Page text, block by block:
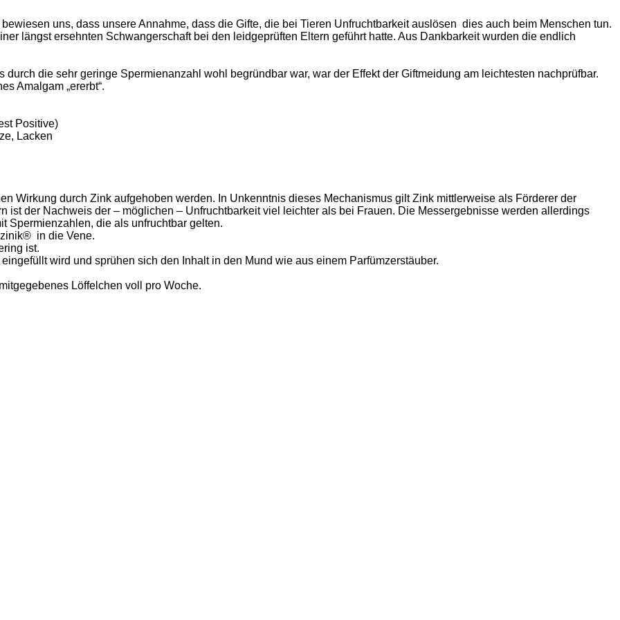
uns, dass unsere Annahme, dass die Gifte, die bei Tieren Unfruchtbarkeit auslösen dies auch beim Menschen tun.
längst ersehnten Schwangerschaft bei den leidgeprüften Eltern geführt hatte. Aus Dankbarkeit wurden die endlich
die sehr geringe Spermienanzahl wohl begründbar war, war der Effekt der Giftmeidung am leichtesten nachprüfbar.
Amalgam „ererbt“.
Positive)
Lacken
Wirkung durch Zink aufgehoben werden. In Unkenntnis dieses Mechanismus gilt Zink mittlerweise als Förderer der
ist der Nachweis der – möglichen – Unfruchtbarkeit viel leichter als bei Frauen. Die Messergebnisse werden allerdings
Spermienzahlen, die als unfruchtbar gelten.
® in die Vene.
ist.
wird und sprühen sich den Inhalt in den Mund wie aus einem Parfümzerstäuber.
Löffelchen voll pro Woche.